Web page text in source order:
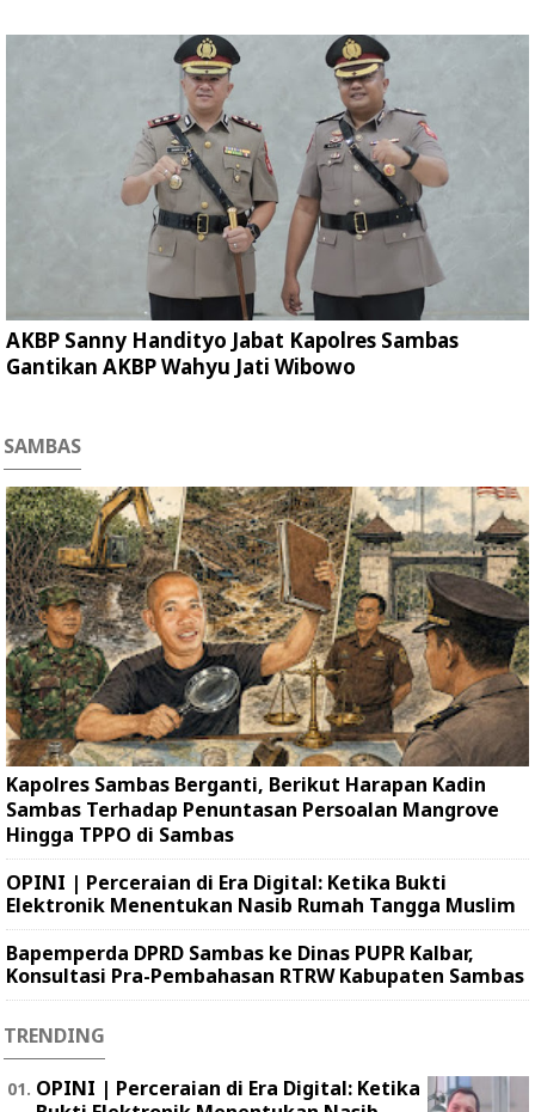
AKBP Sanny Handityo Jabat Kapolres Sambas
Gantikan AKBP Wahyu Jati Wibowo
SAMBAS
Kapolres Sambas Berganti, Berikut Harapan Kadin
Sambas Terhadap Penuntasan Persoalan Mangrove
Hingga TPPO di Sambas
OPINI | Perceraian di Era Digital: Ketika Bukti
Elektronik Menentukan Nasib Rumah Tangga Muslim
Bapemperda DPRD Sambas ke Dinas PUPR Kalbar,
Konsultasi Pra-Pembahasan RTRW Kabupaten Sambas
TRENDING
OPINI | Perceraian di Era Digital: Ketika